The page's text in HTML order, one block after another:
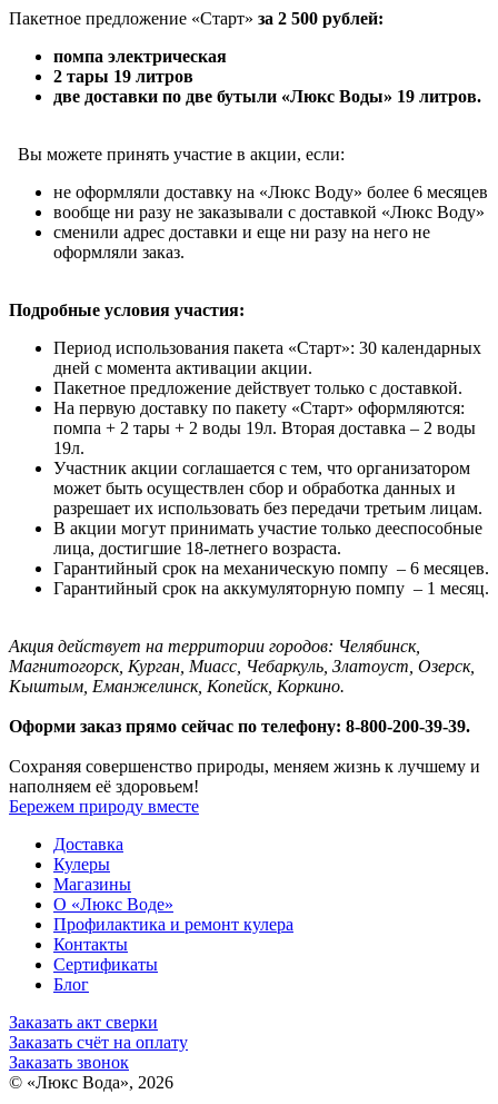
Пакетное предложение «Старт» за 2 500 рублей:
помпа электрическая
2 тары 19 литров
две доставки по две бутыли «Люкс Воды» 19 литров.
Вы можете принять участие в акции, если:
не оформляли доставку на «Люкс Воду» более 6 месяцев
вообще ни разу не заказывали с доставкой «Люкс Воду»
сменили адрес доставки и еще ни разу на него не
оформляли заказ.
Подробные условия участия:
Период использования пакета «Старт»: 30 календарных
дней с момента активации акции.
Пакетное предложение действует только с доставкой.
На первую доставку по пакету «Старт» оформляются:
помпа + 2 тары + 2 воды 19л. Вторая доставка – 2 воды
19л.
Участник акции соглашается с тем, что организатором
может быть осуществлен сбор и обработка данных и
разрешает их использовать без передачи третьим лицам.
В акции могут принимать участие только дееспособные
лица, достигшие 18-летнего возраста.
Гарантийный срок на механическую помпу – 6 месяцев.
Гарантийный срок на аккумуляторную помпу – 1 месяц.
Акция действует на территории городов: Челябинск,
Магнитогорск, Курган, Миасс, Чебаркуль, Златоуст, Озерск,
Кыштым, Еманжелинск, Копейск, Коркино.
Оформи заказ прямо сейчас по телефону: 8-800-200-39-39.
Сохраняя совершенство природы, меняем жизнь к лучшему и
наполняем её здоровьем!
Бережем природу вместе
Доставка
Кулеры
Магазины
О «Люкс Воде»
Профилактика и ремонт кулера
Контакты
Сертификаты
Блог
Заказать акт сверки
Заказать счёт на оплату
Заказать звонок
© «Люкс Вода», 2026